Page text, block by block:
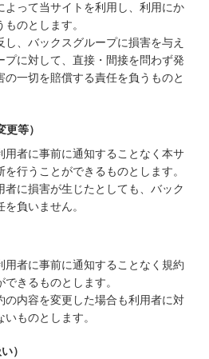
よって当サイトを利用し、利用にか
のとします。
、バックスグループに損害を与え
プに対して、直接・間接を問わず発
の一切を賠償する責任を負うものと
等）
用者に事前に通知することなく本サ
行うことができるものとします。
者に損害が生じたとしても、バック
負いません。
用者に事前に通知することなく規約
きるものとします。
の内容を変更した場合も利用者に対
ものとします。
）